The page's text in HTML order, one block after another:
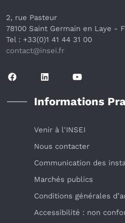
2, rue Pasteur
78100 Saint Germain en Laye -
Tel : +33(0)1 41 44 31 00
contact@insei.fr
Informations
Venir à l'INSEI
Nous contacter
Communication des
Marchés publics
Conditions générales
Accessibilité : non